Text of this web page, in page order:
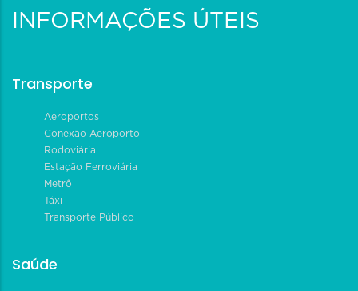
INFORMAÇÕES ÚTEIS
Transporte
Aeroportos
Conexão Aeroporto
Rodoviária
Estação Ferroviária
Metrô
Táxi
Transporte Público
Saúde